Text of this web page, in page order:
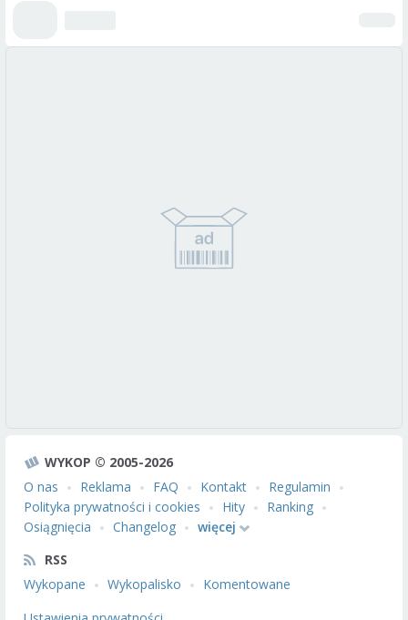
WYKOP © 2005-2026
O nas
Reklama FAQ Kontakt
Regulamin
Polityka prywatności i cookies
Hity
Ranking
Osiągnięcia
Changelog
więcej
RSS
Wykopane
Wykopalisko
Komentowane